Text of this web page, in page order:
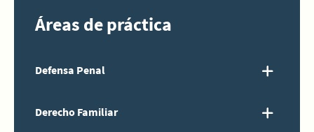
Áreas de práctica
Defensa Penal
Derecho Familiar